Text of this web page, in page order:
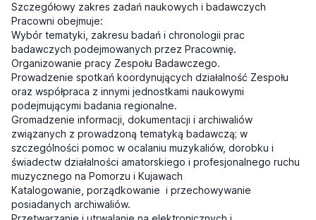
Szczegółowy zakres zadań naukowych i badawczych
Pracowni obejmuje:
Wybór tematyki, zakresu badań i chronologii prac
badawczych podejmowanych przez Pracownię.
Organizowanie pracy Zespołu Badawczego.
Prowadzenie spotkań koordynujących działalność Zespołu
oraz współpraca z innymi jednostkami naukowymi
podejmującymi badania regionalne.
Gromadzenie informacji, dokumentacji i archiwaliów
związanych z prowadzoną tematyką badawczą; w
szczególności pomoc w ocalaniu muzykaliów, dorobku i
świadectw działalności amatorskiego i profesjonalnego ruchu
muzycznego na Pomorzu i Kujawach
Katalogowanie, porządkowanie i przechowywanie
posiadanych archiwaliów.